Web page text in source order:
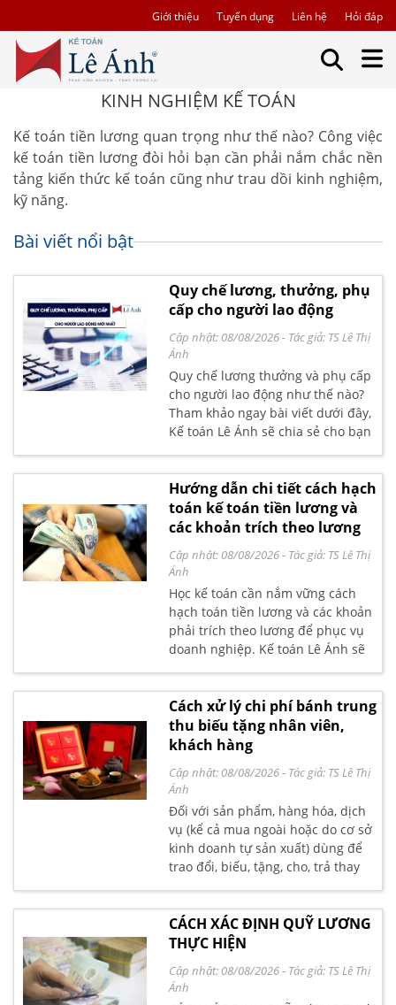
Giới thiệu Tuyển dụng Liên hệ Hỏi đáp
KINH NGHIỆM KẾ TOÁN
Kế toán tiền lương quan trọng như thế nào? Công việc
kế toán tiền lương đòi hỏi bạn cần phải nắm chắc nền
tảng kiến thức kế toán cũng như trau dồi kinh nghiệm,
kỹ năng.
Bài viết nổi bật
Quy chế lương, thưởng, phụ
cấp cho người lao động
Cập nhật: 08/08/2026- Tác giả: TS Lê Thị
Ánh
Quy chế lương thưởng và phụ cấp
cho người lao động như thế nào?
Tham khảo ngay bài viết dưới đây,
Kế toán Lê Ánh sẽ chia sẻ cho bạn
Hướng dẫn chi tiết cách hạch
toán kế toán tiền lương và
các khoản trích theo lương
Cập nhật: 08/08/2026- Tác giả: TS Lê Thị
Ánh
Học kế toán cần nắm vững cách
hạch toán tiền lương và các khoản
phải trích theo lương để phục vụ
doanh nghiệp. Kế toán Lê Ánh sẽ
định mới nhất.
Cách xử lý chi phí bánh trung
thu biếu tặng nhân viên,
khách hàng
Cập nhật: 08/08/2026- Tác giả: TS Lê Thị
Ánh
Đối với sản phẩm, hàng hóa, dịch
vụ (kể cả mua ngoài hoặc do cơ sở
kinh doanh tự sản xuất) dùng để
trao đổi, biếu, tặng, cho, trả thay
tương đương tại thời điểm phát
sinh các hoạt động này". (Theo
219/2012/TT-BTC)
CÁCH XÁC ĐỊNH QUỸ LƯƠNG
THỰC HIỆN
Cập nhật: 08/08/2026- Tác giả: TS Lê Thị
Ánh